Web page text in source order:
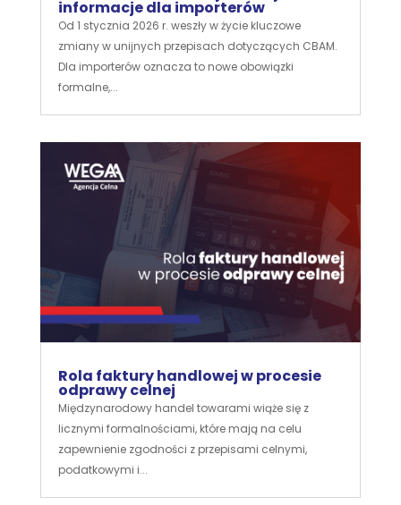
informacje dla importerów
Od 1 stycznia 2026 r. weszły w życie kluczowe
zmiany w unijnych przepisach dotyczących CBAM.
Dla importerów oznacza to nowe obowiązki
formalne,...
Rola faktury handlowej w procesie
odprawy celnej
Międzynarodowy handel towarami wiąże się z
licznymi formalnościami, które mają na celu
zapewnienie zgodności z przepisami celnymi,
podatkowymi i...